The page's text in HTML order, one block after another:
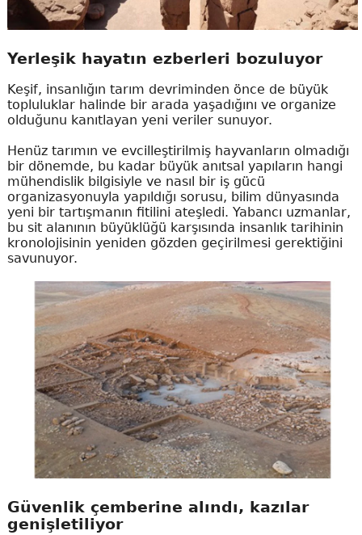
Yerleşik hayatın ezberleri bozuluyor
Keşif, insanlığın tarım devriminden önce de büyük
topluluklar halinde bir arada yaşadığını ve organize
olduğunu kanıtlayan yeni veriler sunuyor.
Henüz tarımın ve evcilleştirilmiş hayvanların olmadığı
bir dönemde, bu kadar büyük anıtsal yapıların hangi
mühendislik bilgisiyle ve nasıl bir iş gücü
organizasyonuyla yapıldığı sorusu, bilim dünyasında
yeni bir tartışmanın fitilini ateşledi. Yabancı uzmanlar,
bu sit alanının büyüklüğü karşısında insanlık tarihinin
kronolojisinin yeniden gözden geçirilmesi gerektiğini
savunuyor.
Güvenlik çemberine alındı, kazılar
genişletiliyor